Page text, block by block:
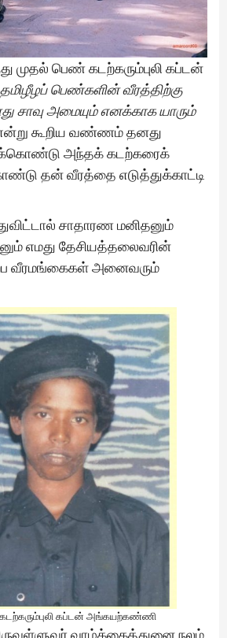
பெண் கடற்கரும்புலி கப்டன்
தமிழீழப் பெண்களின் வீரத்திற்கு
சாவு அமையும்எனக்காக யாரும்
கூறிய வண்ணம் தனது
அந்தக் கடற்கரைக்
தன் வீரத்தை எடுத்துக்காட்டி
சாதாரண மனிதனும்
எனும் எமது தேசியத்தலைவரின்
வீரமங்கைகள் அனைவரும்
கப்டன் அங்கயற்கண்ணி
வாழ்க்கைத்துனை நலம்